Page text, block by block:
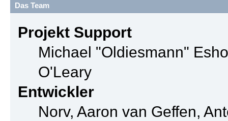
Das Team
Projekt Support
Michael "Oldiesmann"
O'Leary
Entwickler
Norv, Aaron van Geffen,